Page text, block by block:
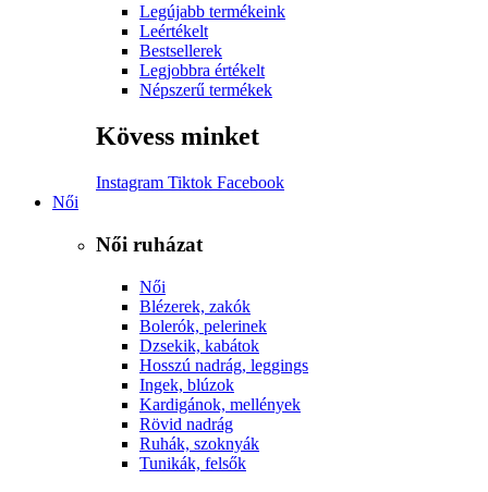
Legújabb termékeink
Leértékelt
Bestsellerek
Legjobbra értékelt
Népszerű termékek
Kövess minket
Instagram Tiktok Facebook
Női
Női ruházat
Női
Blézerek, zakók
Bolerók, pelerinek
Dzsekik, kabátok
Hosszú nadrág, leggings
Ingek, blúzok
Kardigánok, mellények
Rövid nadrág
Ruhák, szoknyák
Tunikák, felsők